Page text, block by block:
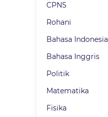
CPNS
Rohani
Bahasa Indonesia
Bahasa Inggris
Politik
Matematika
Fisika